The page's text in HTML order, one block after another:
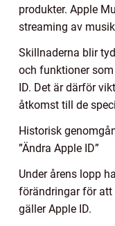
produkter. Apple
streaming av
Skillnaderna blir
och funktioner
ID. Det är därför
åtkomst till de
Historisk
”Ändra Apple ID”
Under årens lopp
förändringar för att
gäller Apple ID.